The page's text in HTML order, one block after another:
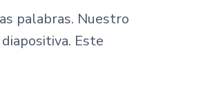
palabras. Nuestro
Este